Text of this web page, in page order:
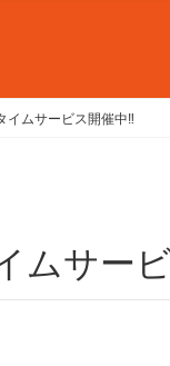
イムサービス開催中‼︎
イムサー